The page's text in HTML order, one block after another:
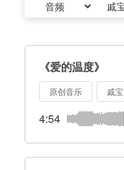
《爱的温度》
原创音乐 戚宝
4:54